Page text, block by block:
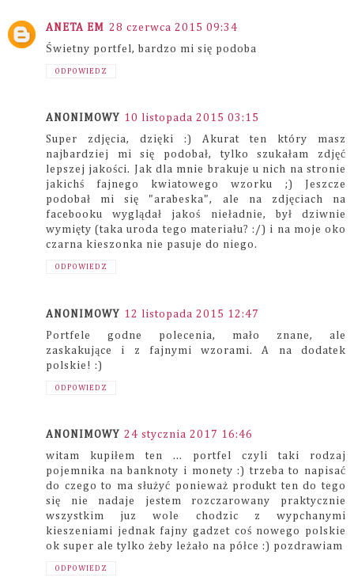
ANETA EM 28 czerwca 2015 09:34
Świetny portfel, bardzo mi się podoba
ODPOWIEDZ
ANONIMOWY 10 listopada 2015 03:15
Super zdjęcia, dzięki :) Akurat ten który masz
najbardziej mi się podobał, tylko szukałam zdjęć
lepszej jakości. Jak dla mnie brakuje u nich na stronie
jakichś fajnego kwiatowego wzorku ;) Jeszcze
podobał mi się "arabeska", ale na zdjęciach na
facebooku wyglądał jakoś nieładnie, był dziwnie
wymięty (taka uroda tego materiału? :/) i na moje oko
czarna kieszonka nie pasuje do niego.
ODPOWIEDZ
ANONIMOWY 12 listopada 2015 12:47
Portfele godne polecenia, mało znane, ale
zaskakujące i z fajnymi wzorami. A na dodatek
polskie! :)
ODPOWIEDZ
ANONIMOWY 24 stycznia 2017 16:46
witam kupiłem ten ... portfel czyli taki rodzaj
pojemnika na banknoty i monety :) trzeba to napisać
do czego to ma służyć ponieważ produkt ten do tego
się nie nadaje jestem rozczarowany praktycznie
wszystkim juz wole chodzic z wypchanymi
kieszeniami jednak fajny gadzet coś nowego polskie
ok super ale tylko żeby leżało na półce :) pozdrawiam
ODPOWIEDZ